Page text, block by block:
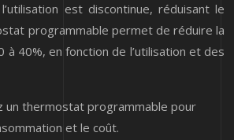
est discontinue, réduisant le
programmable permet de réduire la
à 40%, en fonction de l’utilisation et des
un thermostat programmable pour
et le coût.